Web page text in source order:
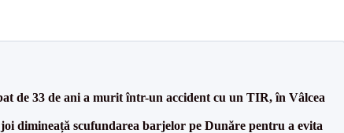
de 33 de ani a murit într-un accident cu un TIR, în Vâlcea
dimineață scufundarea barjelor pe Dunăre pentru a evita